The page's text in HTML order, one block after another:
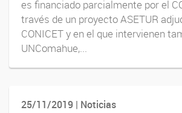
es financiado parcialmente por el
través de un proyecto ASETUR
CONICET y en el que intervienen
UNComahue,...
25/11/2019 | Noticias